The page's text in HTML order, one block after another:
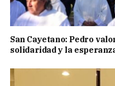
San Cayetano: Pedro
solidaridad y la